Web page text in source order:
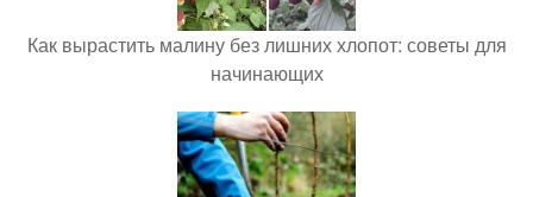
Как вырастить малину без лишних хлопот: советы для
начинающих